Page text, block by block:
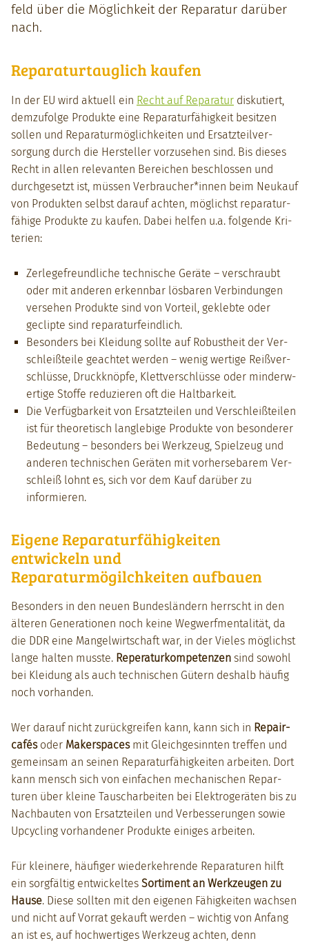
feld über die Möglichkeit der Reparatur darüber
nach.
Reparaturtauglich kaufen
In der EU wird aktuell ein Recht auf Reparatur disku­tiert,
demzu­folge Pro­duk­te eine Reparatur­fähigkeit besitzen
sollen und Reparatur­möglichkeit­en und Ersatzteil­ver­
sorgung durch die Her­steller vorzuse­hen sind. Bis dieses
Recht in allen rel­e­van­ten Bere­ichen beschlossen und
durchge­set­zt ist, müssen Verbraucher*innen beim Neukauf
von Pro­duk­ten selb­st darauf acht­en, möglichst reparatur­
fähige Pro­duk­te zu kaufen. Dabei helfen u.a. fol­gende Kri­
te­rien:
Zer­lege­fre­undliche tech­nis­che Geräte – ver­schraubt
oder mit anderen erkennbar lös­baren Verbindun­gen
verse­hen Pro­duk­te sind von Vorteil, gek­lebte oder
geclipte sind reparatur­feindlich.
Beson­ders bei Klei­dung sollte auf Robus­theit der Ver­
schleißteile geachtet wer­den – wenig wer­tige Reißver­
schlüsse, Druck­knöpfe, Klettver­schlüsse oder min­der­w­
er­tige Stoffe reduzieren oft die Halt­barkeit.
Die Ver­füg­barkeit von Ersatzteilen und Ver­schleißteilen
ist für the­o­retisch lan­glebige Pro­duk­te von beson­der­er
Bedeu­tung – beson­ders bei Werkzeug, Spielzeug und
anderen tech­nis­chen Geräten mit vorherse­barem Ver­
schleiß lohnt es, sich vor dem Kauf darüber zu
informieren.
Eigene Reparaturfähigkeiten
entwickeln und
Reparaturmögilchkeiten aufbauen
Beson­ders in den neuen Bun­deslän­dern herrscht in den
älteren Gen­er­a­tio­nen noch keine Weg­w­erf­men­tal­ität, da
die DDR eine Man­gel­wirtschaft war, in der Vieles möglichst
lange hal­ten musste. Reper­aturkom­pe­ten­zen sind sowohl
bei Klei­dung als auch tech­nis­chen Gütern deshalb häu­fig
noch vorhan­den.
Wer darauf nicht zurück­greifen kann, kann sich in Repair­
cafésoder Mak­er­spacesmit Gle­ich­gesin­nten tre­f­fen und
gemein­sam an seinen Reparatur­fähigkeit­en arbeit­en. Dort
kann men­sch sich von ein­fachen mech­a­nis­chen Repar­
turen über kleine Tauschar­beit­en bei Elek­trogeräten bis zu
Nach­baut­en von Ersatzteilen und Verbesserun­gen sowie
Upcy­cling vorhan­den­er Pro­duk­te einiges arbeit­en.
Für kleinere, häu­figer wiederkehrende Repara­turen hil­ft
ein sorgfältig entwick­eltes Sor­ti­ment an Werkzeu­gen zu
Hause. Diese soll­ten mit den eige­nen Fähigkeit­en wach­sen
und nicht auf Vor­rat gekauft wer­den – wichtig von Anfang
an ist es, auf hochw­er­tiges Werkzeug acht­en, denn